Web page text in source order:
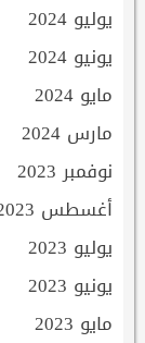
يوليو 2024
يونيو 2024
مايو 2024
مارس 2024
نوفمبر 2023
أغسطس 2023
يوليو 2023
يونيو 2023
مايو 2023